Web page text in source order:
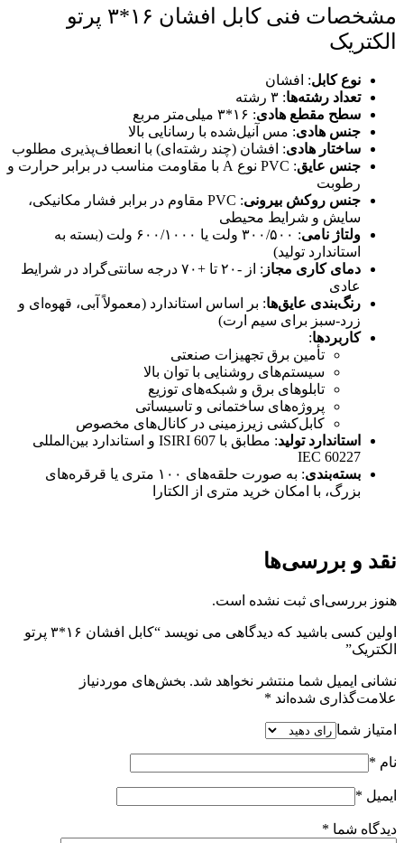
مشخصات فنی کابل افشان ۱۶*۳ پرتو
الکتریک
نوع کابل: افشان
تعداد رشته‌ها: ۳ رشته
سطح مقطع هادی: ۱۶*۳ میلی‌متر مربع
جنس هادی: مس آنیل‌شده با رسانایی بالا
ساختار هادی: افشان (چند رشته‌ای) با انعطاف‌پذیری مطلوب
جنس عایق
: PVC نوع A با مقاومت مناسب در برابر حرارت و
رطوبت
جنس روکش بیرونی
: PVC مقاوم در برابر فشار مکانیکی،
سایش و شرایط محیطی
ولتاژ نامی
: ۳۰۰/۵۰۰ ولت یا ۶۰۰/۱۰۰۰ ولت (بسته به
استاندارد تولید)
دمای کاری مجاز
: از -۲۰ تا +۷۰ درجه سانتی‌گراد در شرایط
عادی
رنگ‌بندی عایق‌ها: بر اساس استاندارد (معمولاً آبی، قهوه‌ای و
زرد-سبز برای سیم ارت)
کاربردها:
تأمین برق تجهیزات صنعتی
سیستم‌های روشنایی با توان بالا
تابلوهای برق و شبکه‌های توزیع
پروژه‌های ساختمانی و تاسیساتی
کابل‌کشی زیرزمینی در کانال‌های مخصوص
استاندارد تولید
: مطابق با ISIRI 607 و استاندارد بین‌المللی
IEC 60227
بسته‌بندی
: به صورت حلقه‌های ۱۰۰ متری یا قرقره‌های
بزرگ، با امکان خرید متری از الکتارا
نقد و بررسی‌ها
هنوز بررسی‌ای ثبت نشده است.
اولین کسی باشید که دیدگاهی می نویسد “کابل افشان ۱۶*۳ پرتو
الکتریک”
نشانی ایمیل شما منتشر نخواهد شد. بخش‌های موردنیاز
علامت‌گذاری شده‌اند *
امتیاز شما
نام *
ایمیل *
دیدگاه شما *